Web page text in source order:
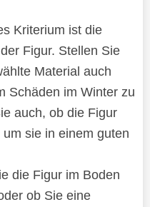
Kriterium ist die
Figur. Stellen Sie
Material auch
Schäden im Winter zu
auch, ob die Figur
sie in einem guten
die Figur im Boden
ob Sie eine